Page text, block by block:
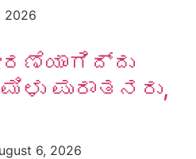
2026
ಪುರಾತನರು,
6, 2026